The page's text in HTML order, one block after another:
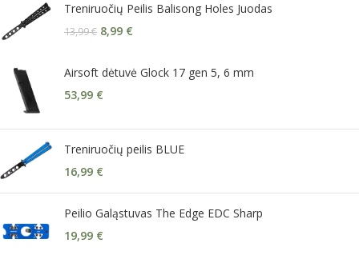
Treniruočių Peilis Balisong Holes Juodas
13,99€ 8,99 €
Airsoft dėtuvė Glock 17 gen 5, 6 mm
53,99 €
Treniruočių peilis BLUE
16,99 €
Peilio Galąstuvas The Edge EDC Sharp
19,99 €